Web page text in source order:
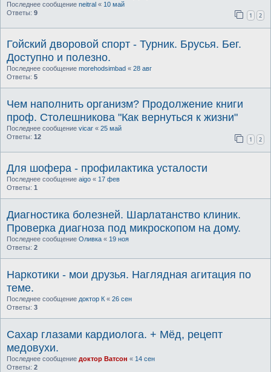
Последнее сообщение neitral « 10 май
Ответы: 9 1 2
Гойский дворовой спорт - Турник. Брусья. Бег.
Доступно и полезно.
Последнее сообщение morehodsimbad « 28 авг
Ответы: 5
Чем наполнить организм? Продолжение книги
проф. Столешникова "Как вернуться к жизни"
Последнее сообщение vicar « 25 май
Ответы: 12 1 2
Для шофера - профилактика усталости
Последнее сообщение aigo « 17 фев
Ответы: 1
Диагностика болезней. Шарлатанство клиник.
Проверка диагноза под микроскопом на дому.
Последнее сообщение Оливка « 19 ноя
Ответы: 2
Наркотики - мои друзья. Наглядная агитация по
теме.
Последнее сообщение доктор К « 26 сен
Ответы: 3
Сахар глазами кардиолога. + Мёд, рецепт
медовухи.
Последнее сообщение доктор Ватсон « 14 сен
Ответы: 2